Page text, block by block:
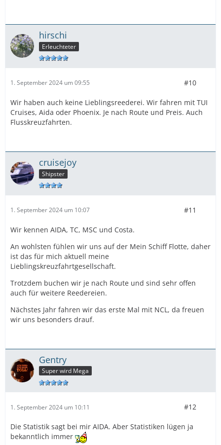
hirschi
Erleuchteter
1. September 2024 um 09:55 #10
Wir haben auch keine Lieblingsreederei. Wir fahren mit TUI
Cruises, Aida oder Phoenix. Je nach Route und Preis. Auch
Flusskreuzfahrten.
cruisejoy
Shipster
1. September 2024 um 10:07 #11
Wir kennen AIDA, TC, MSC und Costa.
An wohlsten fühlen wir uns auf der Mein Schiff Flotte, daher
ist das für mich aktuell meine
Lieblingskreuzfahrtgesellschaft.
Trotzdem buchen wir je nach Route und sind sehr offen
auch für weitere Reedereien.
Nächstes Jahr fahren wir das erste Mal mit NCL, da freuen
wir uns besonders drauf.
Gentry
Super wird Mega
1. September 2024 um 10:11 #12
Die Statistik sagt bei mir AIDA. Aber Statistiken lügen ja
bekanntlich immer